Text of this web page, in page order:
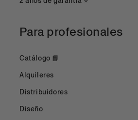
Para profesionales
Catálogo 📘
Alquileres
Distribuidores
Diseño